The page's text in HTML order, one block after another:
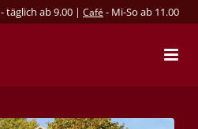
- täglich ab 9.00 | Café - Mi-So ab 11.00